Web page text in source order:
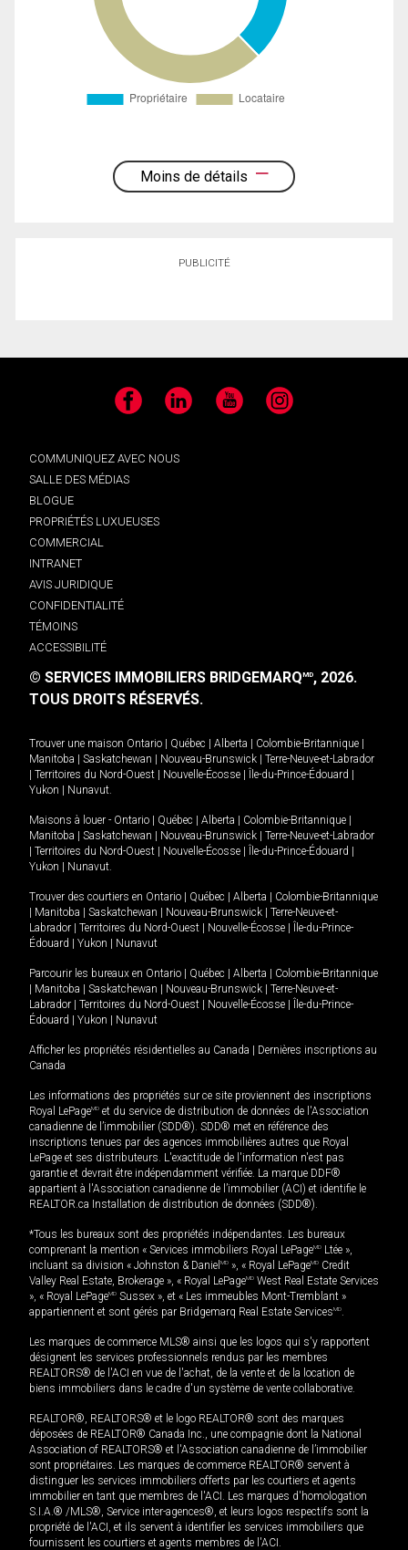
Moins de détails
PUBLICITÉ
Facebook LinkedIn YouTube Instagram
COMMUNIQUEZ AVEC NOUS
SALLE DES MÉDIAS
BLOGUE
PROPRIÉTÉS LUXUEUSES
COMMERCIAL
INTRANET
AVIS JURIDIQUE
CONFIDENTIALITÉ
TÉMOINS
ACCESSIBILITÉ
© SERVICES IMMOBILIERS BRIDGEMARQMD, 2026.
TOUS DROITS RÉSERVÉS.
Trouver une maison Ontario Québec Alberta Colombie-Britannique
Manitoba
Saskatchewan Nouveau-Brunswick
Terre-Neuve-et-Labrador
Territoires du Nord-Ouest Nouvelle-Écosse Île-du-Prince-Édouard
Yukon
Nunavut.
Maisons à louer - Ontario Québec Alberta Colombie-Britannique
Manitoba
Saskatchewan Nouveau-Brunswick
Terre-Neuve-et-Labrador
Territoires du Nord-Ouest Nouvelle-Écosse Île-du-Prince-Édouard
Yukon
Nunavut.
Trouver des courtiers en Ontario Québec Alberta
Colombie-Britannique
Manitoba Saskatchewan Nouveau-Brunswick
Terre-Neuve-et-
Labrador
Territoires du Nord-Ouest Nouvelle-Écosse
Île-du-Prince-
Édouard
Yukon Nunavut
Parcourir les bureaux en Ontario Québec Alberta
Colombie-Britannique
Manitoba Saskatchewan Nouveau-Brunswick
Terre-Neuve-et-
Labrador
Territoires du Nord-Ouest Nouvelle-Écosse
Île-du-Prince-
Édouard
Yukon Nunavut
Afficher les propriétés résidentielles au Canada
Dernières inscriptions au
Canada
Les informations des propriétés sur ce site proviennent des inscriptions
Royal LePageMD et du service de distribution de données de l'Association
canadienne de l’immobilier (SDD®). SDD® met en référence des
inscriptions tenues par des agences immobilières autres que Royal
LePage et ses distributeurs. L'exactitude de l'information n'est pas
garantie et devrait être indépendamment vérifiée. La marque DDF®
appartient à l'Association canadienne de l’immobilier (ACI) et identifie le
REALTOR.ca Installation de distribution de données (SDD®).
*Tous les bureaux sont des propriétés indépendantes. Les bureaux
comprenant la mention « Services immobiliers Royal LePageMD Ltée »,
incluant sa division « Johnston & Daniel MD », « Royal LePageMD Credit
Valley Real Estate, Brokerage », « Royal LePageMD West Real Estate Services
», « Royal LePageMD Sussex », et « Les immeubles Mont-Tremblant »
appartiennent et sont gérés par Bridgemarq Real Estate ServicesMD.
Les marques de commerce MLS® ainsi que les logos qui s'y rapportent
désignent les services professionnels rendus par les membres
REALTORS® de l'ACI en vue de l'achat, de la vente et de la location de
biens immobiliers dans le cadre d'un système de vente collaborative.
REALTOR®, REALTORS® et le logo REALTOR® sont des marques
déposées de REALTOR® Canada Inc., une compagnie dont la National
Association of REALTORS® et l'Association canadienne de l’immobilier
sont propriétaires. Les marques de commerce REALTOR® servent à
distinguer les services immobiliers offerts par les courtiers et agents
immobilier en tant que membres de l'ACI. Les marques d'homologation
S.I.A.® /MLS®, Service inter-agences®, et leurs logos respectifs sont la
propriété de l'ACI, et ils servent à identifier les services immobiliers que
fournissent les courtiers et agents membres de l'ACI.